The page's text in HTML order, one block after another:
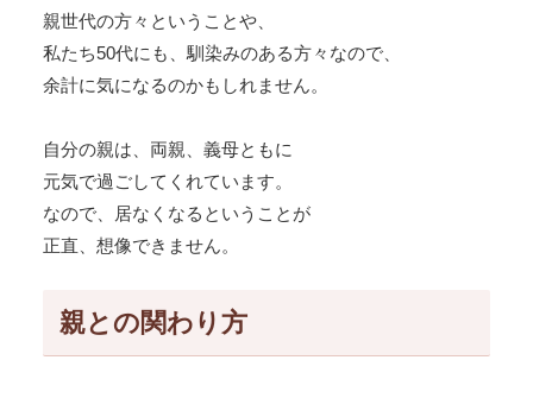
親世代の方々ということや、
私たち50代にも、馴染みのある方々なので、
余計に気になるのかもしれません。
自分の親は、両親、義母ともに
元気で過ごしてくれています。
なので、居なくなるということが
正直、想像できません。
親との関わり方